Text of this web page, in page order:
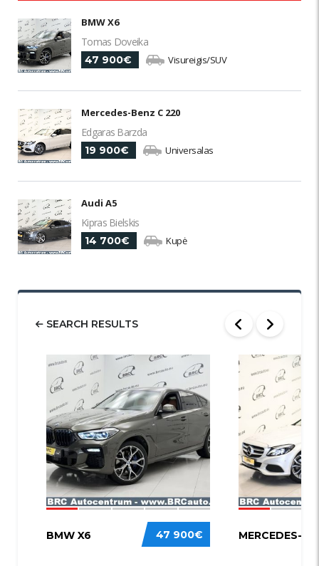
BMW X6
Tomas Doveika
47 900€ Visureigis/SUV
Mercedes-Benz C 220
Edgaras Barzda
19 900€ Universalas
Audi A5
Kipras Bielskis
14 700€ Kupė
SEARCH RESULTS
58
47 900€
BMW X6
52
MERCEDES-